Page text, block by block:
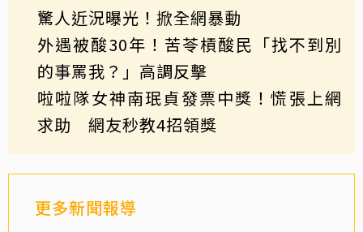
驚人近況曝光！掀全網暴動
外遇被酸30年！苦苓槓酸民「找不到別
的事罵我？」高調反擊
啦啦隊女神南珉貞發票中獎！慌張上網
求助 網友秒教4招領獎
更多新聞報導